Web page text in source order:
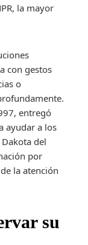
la mayor
con gestos
o
entregó
ayudar a los
del
por
la atención
su